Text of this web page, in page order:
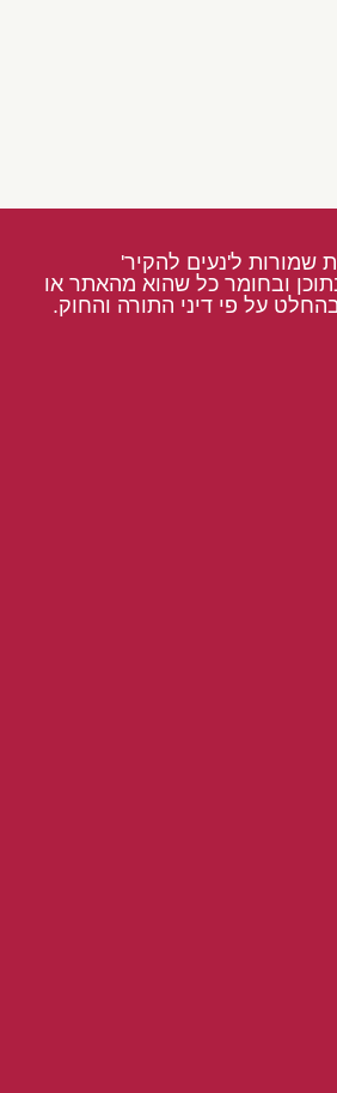
שמורות ל'נעים להקיר'
ובחומר כל שהוא מהאתר או
על פי דיני התורה והחוק.